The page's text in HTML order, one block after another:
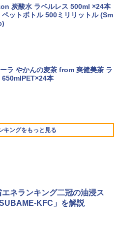
データ｜I-O DATA 液晶ディスプ
無輝点保証)(ホワイト) LCD-C2
フィリップス 液晶ディスプレ
型/IPS/WQHD 2560×1440/75Hz/1
コミックセット【 新品 】ナガノ
チワレ うさぎ かわいい 楽しい
きおろしエピソード Twitter ツ
全巻 ギフト 贈り物 プレゼント
ン bluetooth イヤホン V12 小型
ートゥースHi-Fi 最大36時間再生 ぶ
す コードレス ENCノイズキャン
タッチ式音量調整 スポーツ/通勤/通
ャオミ REDMI Buds 8 Lite ワイヤ
炭酸水 ラベルレス 500ml ×24本
ペットボトル 500ミリリットル (Sm
ラ やかんの麦茶 from 爽健美茶 ラ
650mlPET×24本
キングをもっと見る
りごと 17巻 (デジタル版ビッグガ
ックス)
ネランキング二冠の油浸ス
KFC」を解説